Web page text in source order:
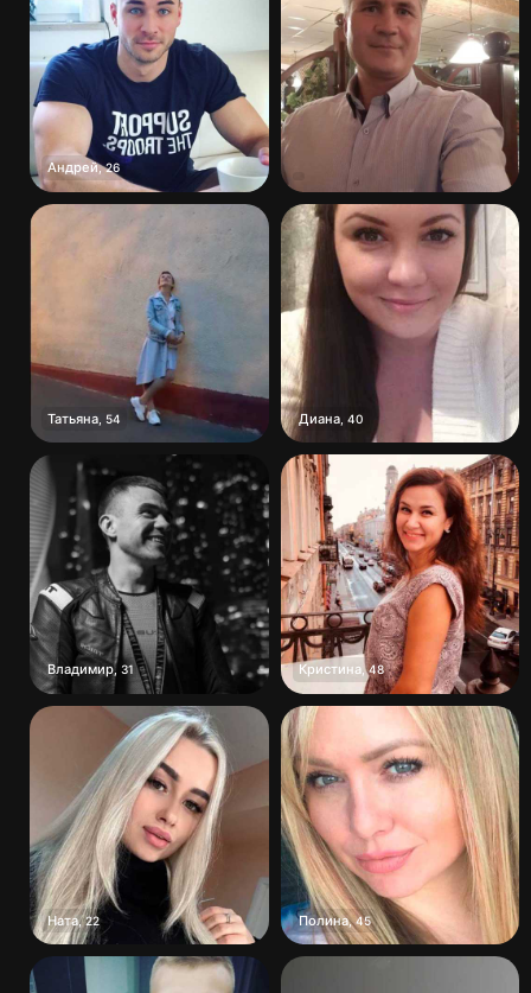
Андрей,26
Татьяна 54 Диана, 40
Владимир, 31 Кристина,48
Ната,22 Полина,45